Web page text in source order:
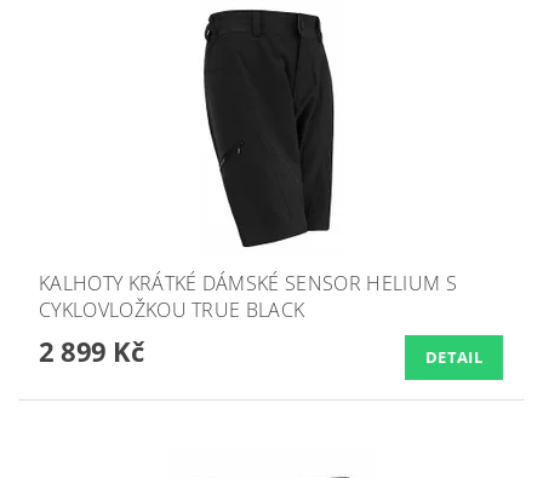
KALHOTY KRÁTKÉ DÁMSKÉ SENSOR HELIUM S
CYKLOVLOŽKOU TRUE BLACK
2 899 Kč DETAIL